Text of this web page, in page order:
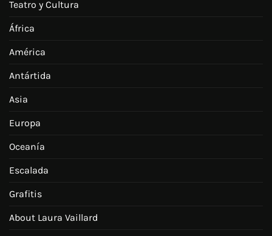
Teatro y Cultura
África
América
Antártida
Asia
Europa
Oceanía
Escalada
Grafitis
About Laura Vaillard